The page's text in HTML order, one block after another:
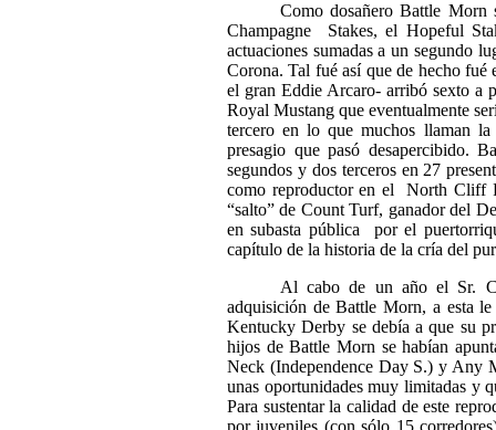
Como dosañero Battle
Champagne
Stakes, el Hopeful
actuaciones sumadas a un segundo
Corona. Tal fué así que de hecho
el gran Eddie Arcaro- arribó sexto a
Royal Mustang que eventualmente
tercero en lo que muchos llaman
presagio que pasó desapercibido.
segundos y dos terceros en 27
como reproductor en el
North Cliff
“salto” de Count Turf, ganador del
en subasta pública
por el
capítulo de la historia de la cría del
Al cabo de un año el Sr.
adquisición de Battle Morn, a esta
Kentucky Derby se debía a que su
hijos de Battle Morn se habían
Neck (Independence Day S.) y Any
unas oportunidades muy limitadas y
Para sustentar la calidad de este
por juveniles (con sólo 15